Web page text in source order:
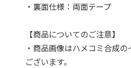
・裏面仕様：両面テープ
【商品についてのご注意】
・商品画像はハメコミ合成
ございます。